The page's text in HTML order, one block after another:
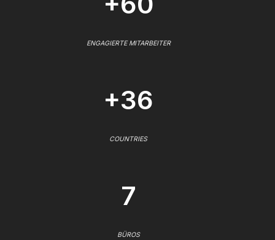
ENGAGIERTE MITARBEITER
+36
COUNTRIES
7
BÜROS